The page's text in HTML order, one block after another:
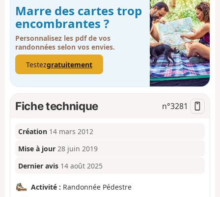
t
i
o
n
Marre des cartes trop
encombrantes ?
Personnalisez les pdf de vos
randonnées selon vos envies.
Testezgratuitement
Fiche technique n°3281
Création 14 mars 2012
Mise à jour 28 juin 2019
Dernier avis 14 août 2025
Activité : Randonnée Pédestre